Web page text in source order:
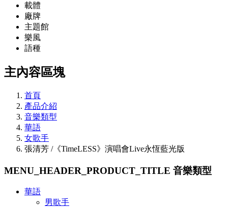
載體
廠牌
主題館
樂風
語種
主內容區塊
首頁
產品介紹
音樂類型
華語
女歌手
張清芳 /《TimeLESS》演唱會Live永恆藍光版
MENU_HEADER_PRODUCT_TITLE 音樂類型
華語
男歌手